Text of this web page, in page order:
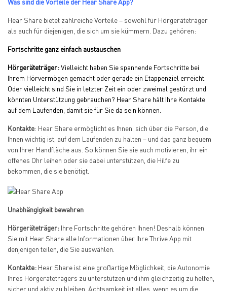
Was sind die Vorteile der Hear Share App?
Hear Share bietet zahlreiche Vorteile – sowohl für Hörgeräteträger
als auch für diejenigen, die sich um sie kümmern. Dazu gehören:
Fortschritte ganz einfach austauschen
Hörgeräteträger:Vielleicht haben Sie spannende Fortschritte bei
Ihrem Hörvermögen gemacht oder gerade ein Etappenziel erreicht.
Oder vielleicht sind Sie in letzter Zeit ein oder zweimal gestürzt und
könnten Unterstützung gebrauchen? Hear Share hält Ihre Kontakte
auf dem Laufenden, damit sie für Sie da sein können.
Kontakte: Hear Share ermöglicht es Ihnen, sich über die Person, die
Ihnen wichtig ist, auf dem Laufenden zu halten – und das ganz bequem
von Ihrer Handfläche aus. So können Sie sie auch motivieren, ihr ein
offenes Ohr leihen oder sie dabei unterstützen, die Hilfe zu
bekommen, die sie benötigt.
Unabhängigkeit bewahren
Hörgeräteträger: Ihre Fortschritte gehören Ihnen! Deshalb können
Sie mit Hear Share alle Informationen über Ihre Thrive App mit
denjenigen teilen, die Sie auswählen.
Kontakte: Hear Share ist eine großartige Möglichkeit, die Autonomie
Ihres Hörgeräteträgers zu unterstützen und ihm gleichzeitig zu helfen,
sicher und aktiv zu bleiben. Achtsamkeit ist alles, wenn es um die